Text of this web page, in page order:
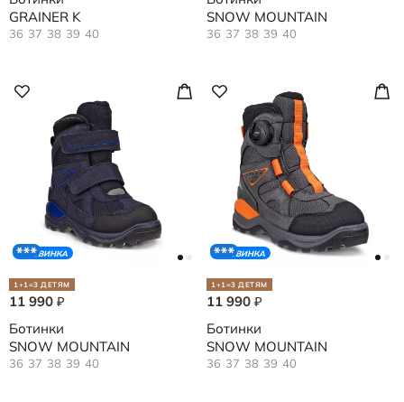
GRAINER K
36 37 38 39 40
SNOW MOUNTAIN
36 37 38 39 40
НОВИНКА
1+1=3 ДЕТЯМ
11 990 ₽
Ботинки
SNOW MOUNTAIN
36 37 38 39 40
НОВИНКА
1+1=3 ДЕТЯМ
11 990 ₽
Ботинки
SNOW MOUNTAIN
36 37 38 39 40